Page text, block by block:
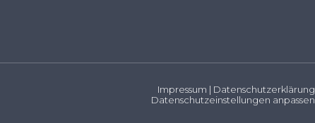
Impressum | Datenschutzerklärung
Datenschutzeinstellungen anpassen